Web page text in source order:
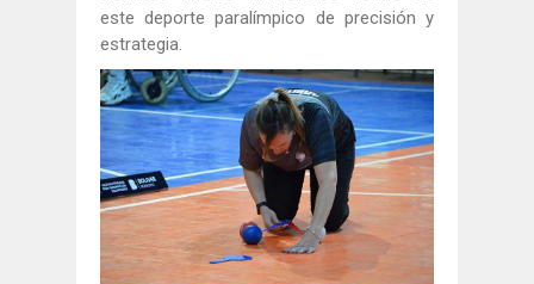
este deporte paralímpico de precisión y
estrategia.